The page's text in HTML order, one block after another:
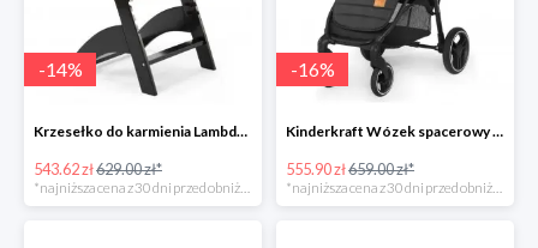
-14%
Krzesełko do karmienia Lambda 3 Black Childhome
543.62 zł629.00 zł*
*najniższa cena z 30 dni przed obniżką
-16%
Kinderkraft Wózek spacerowy Grande LX
555.90 zł659.00 zł*
*najniższa cena z 30 dni przed obniżką